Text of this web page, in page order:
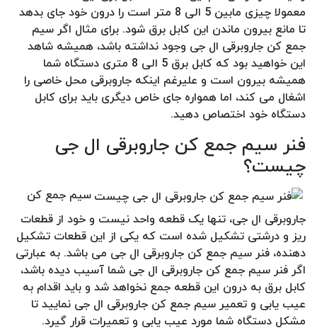
معمولا چیزی مابین 5 الی 8 متر است را درون خود جای بدهد
تا مانع بیرون ماندن این کابل برق شود. برای مثال اگر سیم
جمع کن جاروبرقی ال جی وجود نداشته باشد، همیشه شاهد
این خواهید بود که کابل برق 5 الی 8 متری دستگاه شما
همیشه بیرون است و علیرغم اینکه جاروبرقی محل خاصی را
اشغال می کند، اما همواره جای خاص دیگری باید برای کابل
دستگاه خود اختصاص دهید.
فنر سیم جمع کن جاروبرقی ال جی
چیست؟
سیم جمع کن
جاروبرقی ال جی، تنها یک قطعه واحد نیست و خود از قطعات
ریز و درشتی تشکیل شده است که یکی از این قطعات تشکیل
دهنده، فنر سیم جمع کن جاروبرقی ال جی می باشد. به عبارتی
اگر فنر سیم جمع کن جاروبرقی ال جی شما آسیب دیده باشد،
کابل برق به درون این قطعه جمع نخواهد شد و باید اقدام به
عیب یابی و تعمیر سیم جمع کن جاروبرقی ال جی نمایید تا
مشکل دستگاه شما مورد عیب یابی و تعمیرات قرار گیرد.